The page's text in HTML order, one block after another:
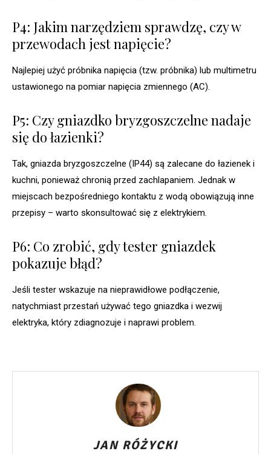
P4: Jakim narzędziem sprawdzę, czy w
przewodach jest napięcie?
Najlepiej użyć próbnika napięcia (tzw. próbnika) lub multimetru
ustawionego na pomiar napięcia zmiennego (AC).
P5: Czy gniazdko bryzgoszczelne nadaje
się do łazienki?
Tak, gniazda bryzgoszczelne (IP44) są zalecane do łazienek i
kuchni, ponieważ chronią przed zachlapaniem. Jednak w
miejscach bezpośredniego kontaktu z wodą obowiązują inne
przepisy – warto skonsultować się z elektrykiem.
P6: Co zrobić, gdy tester gniazdek
pokazuje błąd?
Jeśli tester wskazuje na nieprawidłowe podłączenie,
natychmiast przestań używać tego gniazdka i wezwij
elektryka, który zdiagnozuje i naprawi problem.
JAN RÓŻYCKI